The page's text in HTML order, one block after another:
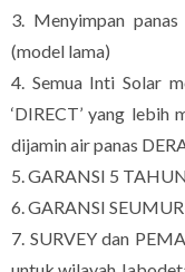
3. Menyimpan
(model lama)
4. Semua Inti Solar
‘DIRECT’ yang lebih
dijamin air panas
5. GARANSI 5
6. GARANSI
7. SURVEY dan